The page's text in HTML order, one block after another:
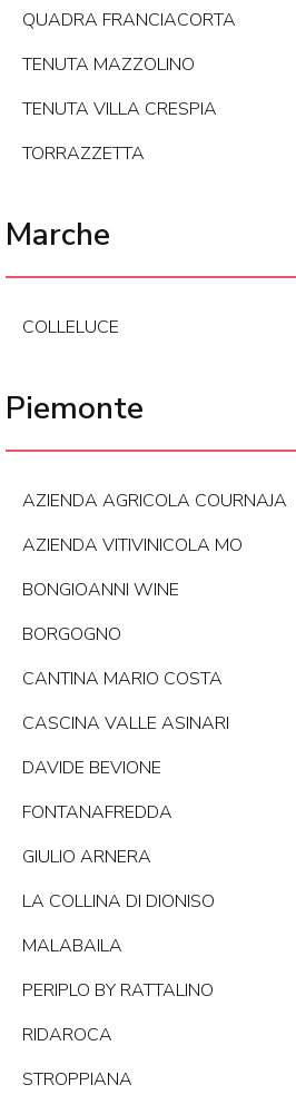
QUADRA FRANCIACORTA
TENUTA MAZZOLINO
TENUTA VILLA CRESPIA
TORRAZZETTA
Marche
COLLELUCE
Piemonte
AZIENDA AGRICOLA COURNAJA
AZIENDA VITIVINICOLA MO
BONGIOANNI WINE
BORGOGNO
CANTINA MARIO COSTA
CASCINA VALLE ASINARI
DAVIDE BEVIONE
FONTANAFREDDA
GIULIO ARNERA
LA COLLINA DI DIONISO
MALABAILA
PERIPLO BY RATTALINO
RIDAROCA
STROPPIANA